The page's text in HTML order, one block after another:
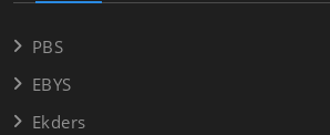
PBS
EBYS
Ekders